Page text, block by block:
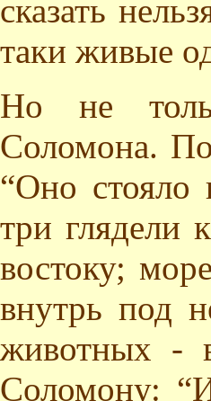
сказать
таки живые
Но не
Соломона.
“Оно стояло
три глядели
востоку;
внутрь под
животных -
Соломону: